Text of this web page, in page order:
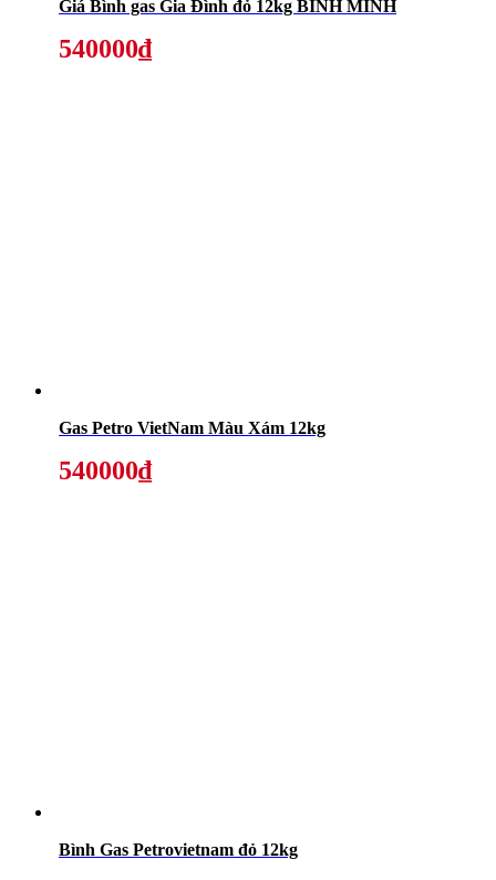
Giá Bình gas Gia Đình đỏ 12kg BÌNH MINH
540000₫
Gas Petro VietNam Màu Xám 12kg
540000₫
Bình Gas Petrovietnam đỏ 12kg